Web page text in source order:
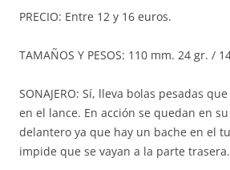
PRECIO: Entre 12 y 16 euros.
TAMAÑOS Y PESOS: 110 mm. 24 gr. /
SONAJERO: Sí, lleva bolas pesadas
en el lance. En acción se quedan en
delantero ya que hay un bache en el
impide que se vayan a la parte trasera.